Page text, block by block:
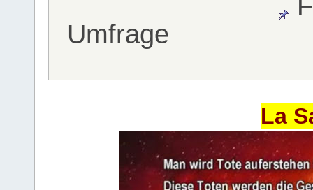
Umfrage
La